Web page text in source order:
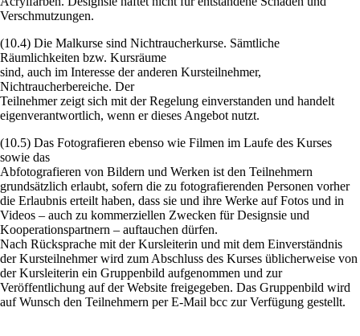
Verschmutzungen.
(10.4) Die Malkurse sind Nichtraucherkurse. Sämtliche
Räumlichkeiten bzw. Kursräume
sind, auch im Interesse der anderen Kursteilnehmer,
Nichtraucherbereiche. Der
Teilnehmer zeigt sich mit der Regelung einverstanden und handelt
eigenverantwortlich, wenn er dieses Angebot nutzt.
(10.5) Das Fotografieren ebenso wie Filmen im Laufe des Kurses
sowie das
Abfotografieren von Bildern und Werken ist den Teilnehmern
grundsätzlich erlaubt, sofern die zu fotografierenden Personen vorher
die Erlaubnis erteilt haben, dass sie und ihre Werke auf Fotos und in
Videos – auch zu kommerziellen Zwecken für Designsie und
Kooperationspartnern – auftauchen dürfen.
Nach Rücksprache mit der Kursleiterin und mit dem Einverständnis
der Kursteilnehmer wird zum Abschluss des Kurses üblicherweise von
der Kursleiterin ein Gruppenbild aufgenommen und zur
Veröffentlichung auf der Website freigegeben. Das Gruppenbild wird
auf Wunsch den Teilnehmern per E-Mail bcc zur Verfügung gestellt.